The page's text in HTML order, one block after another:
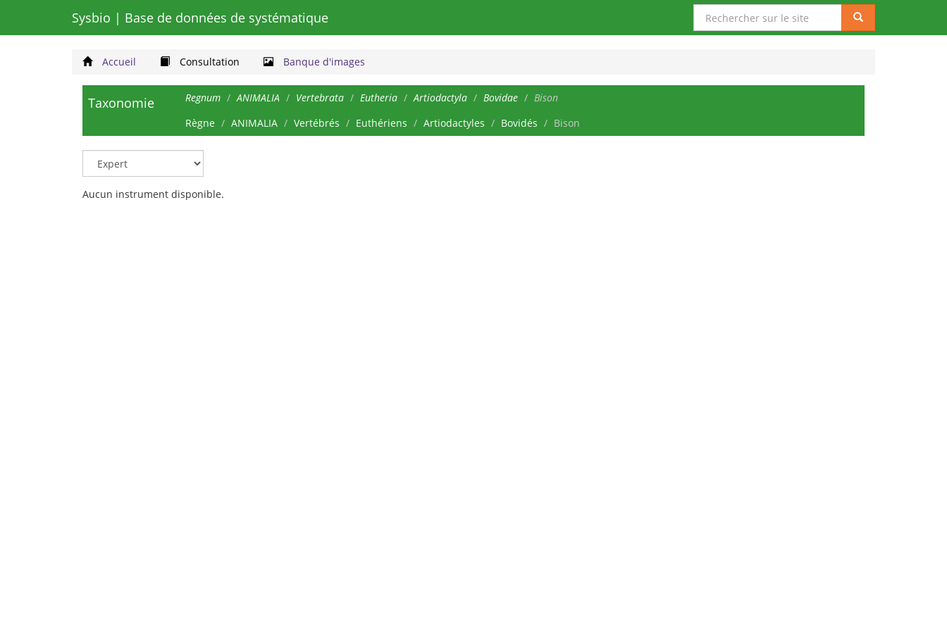
Sysbio | Base de données de systématique
sur
le
Rechercher
Accueil Consultation Banque d'images
Taxonomie Regnum ANIMALIA Vertebrata Eutheria Artiodactyla Bovidae
Bison
Règne
ANIMALIA Vertébrés Euthériens Artiodactyles Bovidés Bison
Aucun instrument disponible.